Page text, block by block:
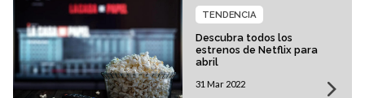
Descubra todos los
estrenos de Netflix para
abril
TENDENCIA
31 Mar 2022